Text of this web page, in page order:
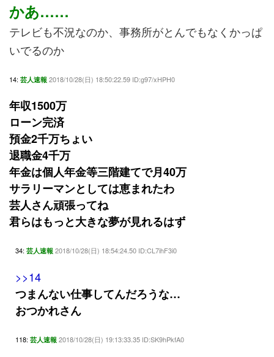
かあ……
テレビも不況なのか、事務所がとんでもなくかっぱ
いでるのか
14: 芸人速報 2018/10/28(日) 18:50:22.59 ID:g97/xHPH0
年収1500万
ローン完済
預金2千万ちょい
退職金4千万
年金は個人年金等三階建てで月40万
サラリーマンとしては恵まれたわ
芸人さん頑張ってね
君らはもっと大きな夢が見れるはず
34: 芸人速報 2018/10/28(日) 18:54:24.50 ID:CL7ihF3i0
>>14
つまんない仕事してんだろうな…
おつかれさん
118: 芸人速報 2018/10/28(日) 19:13:33.35 ID:SK9hPkfA0